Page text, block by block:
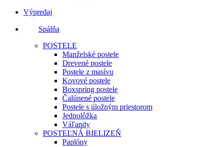
Výpredaj
Spálňa
POSTELE
Manželské postele
Drevené postele
Postele z masívu
Kovové postele
Boxspring postele
Čalúnené postele
Postele s úložným priestorom
Jednolôžka
Váľandy
POSTEĽNÁ BIELIZEŇ
Paplóny